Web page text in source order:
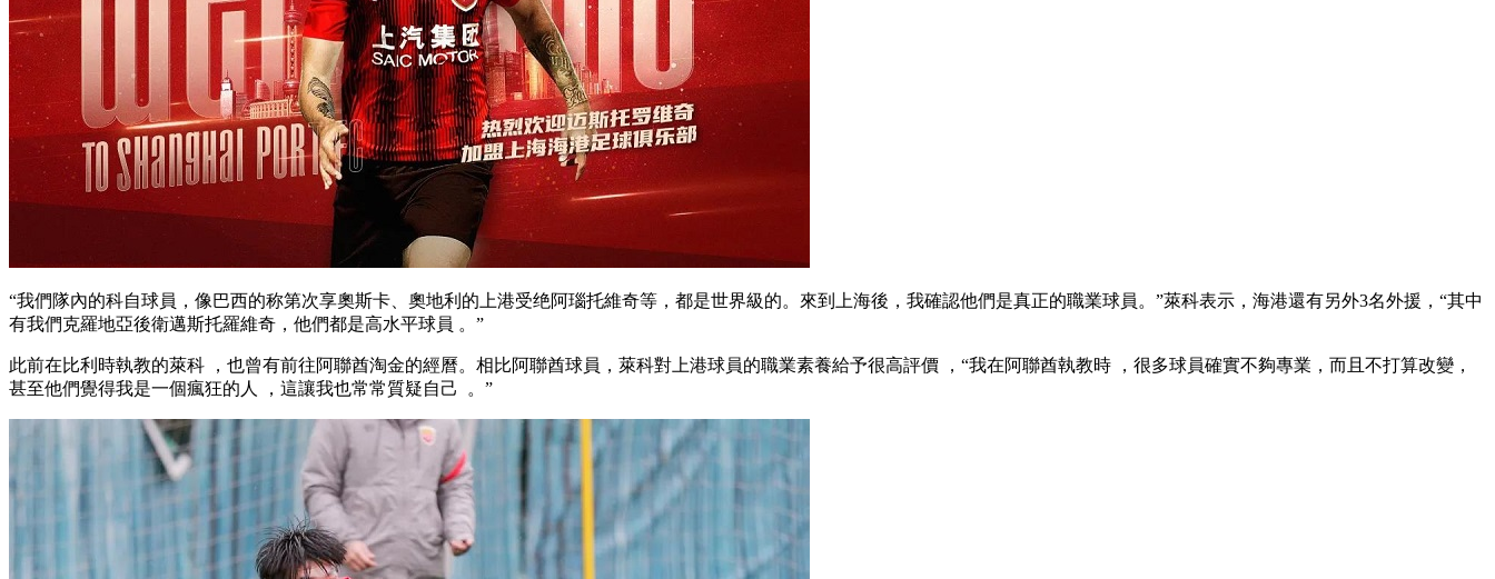
“我們隊內的科自球員 ，像巴西的称第次享奧斯卡、奧地利的上港受绝阿瑙托維奇等，都是世界級的。來到上海後 ， 我確認他們是真正的職業球員。”萊科表示，海港還有另外3名外援，“其中
有我們克羅地亞後衛邁斯托羅維奇 ，他們都是高水平球員 。”
此前在比利時執教的萊科 ，也曾有前往阿聯酋淘金的經曆。相比阿聯酋球員 ，萊科對上港球員的職業素養給予很高評價 ，“我在阿聯酋執教時 ，很多球員確實不夠專業，而且不打算改變，
甚至他們覺得我是一個瘋狂的人 ，這讓我也常常質疑自己  。”